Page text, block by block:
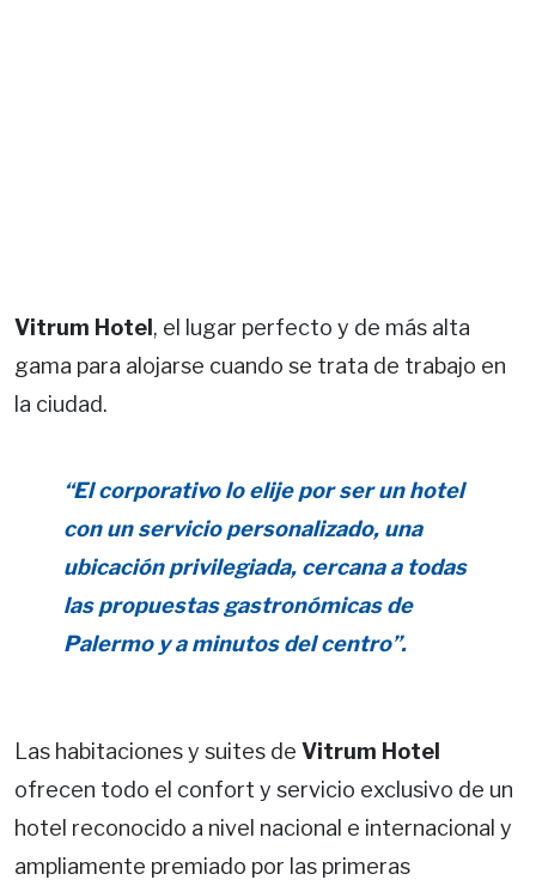
Vitrum Hotel , el lugar perfecto y de más alta
gama para alojarse cuando se trata de trabajo en
la ciudad.
“El corporativo lo elije por ser un hotel
con un servicio personalizado, una
ubicación privilegiada, cercana a todas
las propuestas gastronómicas de
Palermo y a minutos del centro”.
Las habitaciones y suites de Vitrum Hotel
ofrecen todo el confort y servicio exclusivo de un
hotel reconocido a nivel nacional e internacional y
ampliamente premiado por las primeras